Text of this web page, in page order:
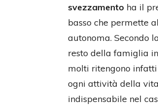
svezzamento ha il
basso che permette
autonoma. Secondo
resto della famiglia
molti ritengono
ogni attività della
indispensabile nel